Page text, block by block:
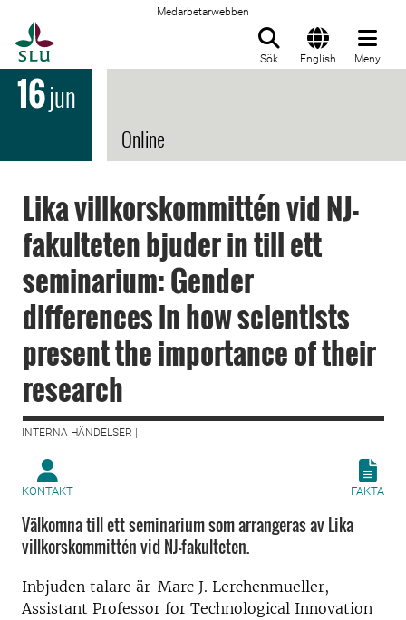
Medarbetarwebben
Sök English Meny
16jun
Online
Lika villkorskommittén vid NJ-
fakulteten bjuder in till ett
seminarium: Gender
differences in how scientists
present the importance of their
research
INTERNA HÄNDELSER |
KONTAKT FAKTA
Välkomna till ett seminarium som arrangeras av Lika
villkorskommittén vid NJ-fakulteten.
Inbjuden talare är Marc J. Lerchenmueller,
Assistant Professor for Technological Innovation